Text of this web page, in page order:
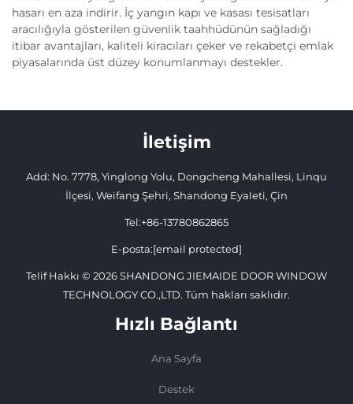
hasarı en aza indirir. İç yangın kapı ve kasası tesisatları
aracılığıyla gösterilen güvenlik taahhüdünün sağladığı
itibar avantajları, kaliteli kiracıları çeker ve rekabetçi emlak
piyasalarında üst düzey konumlanmayı destekler.
İletişim
Add: No. 7778, Yinglong Yolu, Dongcheng Mahallesi, Linqu
İlçesi, Weifang Şehri, Shandong Eyaleti, Çin
Tel:+86-13780862865
E-posta:[email protected]
Telif Hakkı © 2026 SHANDONG JIEMAIDE DOOR WINDOW
TECHNOLOGY CO.,LTD. Tüm hakları saklıdır.
Hızlı Bağlantı
Ana Sayfa
Destek